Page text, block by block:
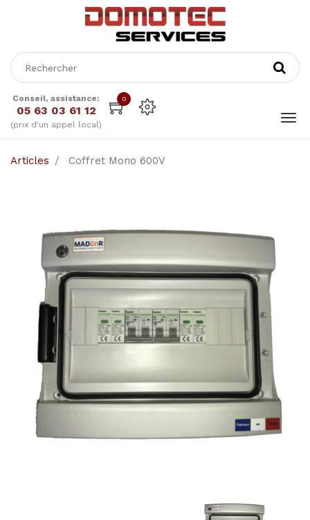
Conseil, assistance:
05 63 03 61 12
(prix d'un appel local)
0
Articles Coffret Mono 600V